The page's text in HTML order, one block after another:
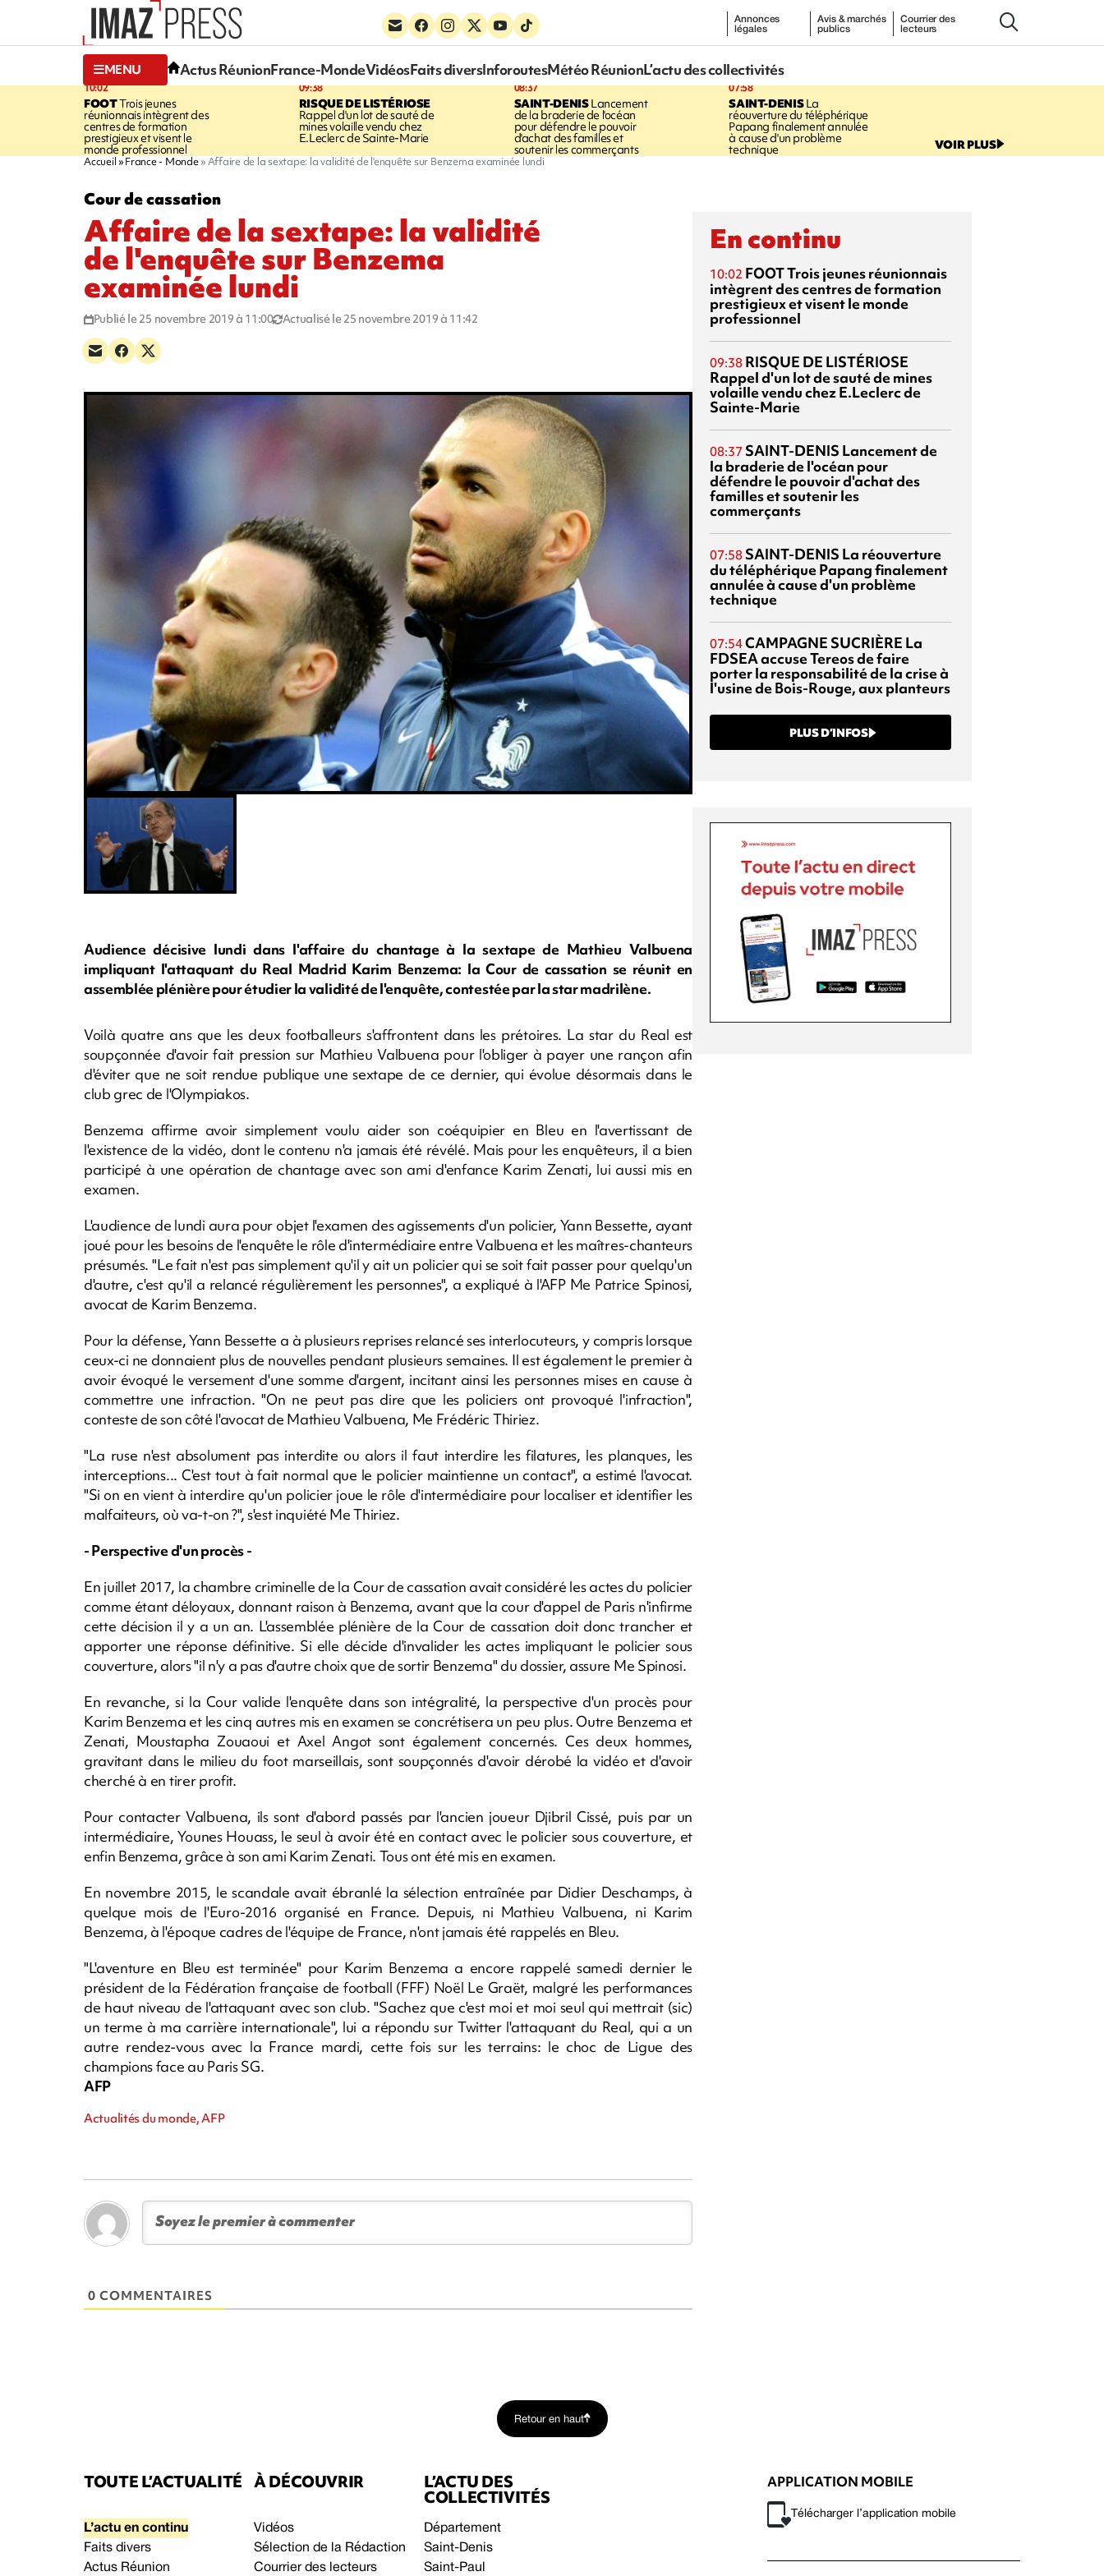
Annonces
légales
Avis & marchés
publics
Courrier des
lecteurs
MENU Actus RéunionFrance-MondeVidéosFaits diversInforoutesMétéo RéunionL’actu des collectivités
10:02
FOOTTrois jeunes
réunionnais intègrent des
centres de formation
prestigieux et visent le
monde professionnel
09:38
RISQUE DE LISTÉRIOSE
Rappel d'un lot de sauté de
mines volaille vendu chez
E.Leclerc de Sainte-Marie
08:37
SAINT-DENISLancement
de la braderie de l'océan
pour défendre le pouvoir
d'achat des familles et
soutenir les commerçants
07:58
SAINT-DENISLa
réouverture du téléphérique
Papang finalement annulée
à cause d'un problème
technique VOIR PLUS
Accueil France - Monde Affaire de la sextape: la validité de l'enquête sur Benzema examinée lundi
Cour de cassation
Affaire de la sextape: la validité
de l'enquête sur Benzema
examinée lundi
Publié le 25 novembre 2019 à 11:00 Actualisé le 25 novembre 2019 à 11:42
Audience décisive lundi dans l'affaire du chantage à la sextape de Mathieu Valbuena
impliquant l'attaquant du Real Madrid Karim Benzema: la Cour de cassation se réunit en
assemblée plénière pour étudier la validité de l'enquête, contestée par la star madrilène.
Voilà quatre ans que les deux footballeurs s'affrontent dans les prétoires. La star du Real est
soupçonnée d'avoir fait pression sur Mathieu Valbuena pour l'obliger à payer une rançon afin
d'éviter que ne soit rendue publique une sextape de ce dernier, qui évolue désormais dans le
club grec de l'Olympiakos.
Benzema affirme avoir simplement voulu aider son coéquipier en Bleu en l'avertissant de
l'existence de la vidéo, dont le contenu n'a jamais été révélé. Mais pour les enquêteurs, il a bien
participé à une opération de chantage avec son ami d'enfance Karim Zenati, lui aussi mis en
examen.
L'audience de lundi aura pour objet l'examen des agissements d'un policier, Yann Bessette, ayant
joué pour les besoins de l'enquête le rôle d'intermédiaire entre Valbuena et les maîtres-chanteurs
présumés. "Le fait n'est pas simplement qu'il y ait un policier qui se soit fait passer pour quelqu'un
d'autre, c'est qu'il a relancé régulièrement les personnes", a expliqué à l'AFP Me Patrice Spinosi,
avocat de Karim Benzema.
Pour la défense, Yann Bessette a à plusieurs reprises relancé ses interlocuteurs, y compris lorsque
ceux-ci ne donnaient plus de nouvelles pendant plusieurs semaines. Il est également le premier à
avoir évoqué le versement d'une somme d'argent, incitant ainsi les personnes mises en cause à
commettre une infraction. "On ne peut pas dire que les policiers ont provoqué l'infraction",
conteste de son côté l'avocat de Mathieu Valbuena, Me Frédéric Thiriez.
"La ruse n'est absolument pas interdite ou alors il faut interdire les filatures, les planques, les
interceptions... C'est tout à fait normal que le policier maintienne un contact", a estimé l'avocat.
"Si on en vient à interdire qu'un policier joue le rôle d'intermédiaire pour localiser et identifier les
malfaiteurs, où va-t-on ?", s'est inquiété Me Thiriez.
- Perspective d'un procès -
En juillet 2017, la chambre criminelle de la Cour de cassation avait considéré les actes du policier
comme étant déloyaux, donnant raison à Benzema, avant que la cour d'appel de Paris n'infirme
cette décision il y a un an. L'assemblée plénière de la Cour de cassation doit donc trancher et
apporter une réponse définitive. Si elle décide d'invalider les actes impliquant le policier sous
couverture, alors "il n'y a pas d'autre choix que de sortir Benzema" du dossier, assure Me Spinosi.
En revanche, si la Cour valide l'enquête dans son intégralité, la perspective d'un procès pour
Karim Benzema et les cinq autres mis en examen se concrétisera un peu plus. Outre Benzema et
Zenati, Moustapha Zouaoui et Axel Angot sont également concernés. Ces deux hommes,
gravitant dans le milieu du foot marseillais, sont soupçonnés d'avoir dérobé la vidéo et d'avoir
cherché à en tirer profit.
Pour contacter Valbuena, ils sont d'abord passés par l'ancien joueur Djibril Cissé, puis par un
intermédiaire, Younes Houass, le seul à avoir été en contact avec le policier sous couverture, et
enfin Benzema, grâce à son ami Karim Zenati. Tous ont été mis en examen.
En novembre 2015, le scandale avait ébranlé la sélection entraînée par Didier Deschamps, à
quelque mois de l'Euro-2016 organisé en France. Depuis, ni Mathieu Valbuena, ni Karim
Benzema, à l'époque cadres de l'équipe de France, n'ont jamais été rappelés en Bleu.
"L'aventure en Bleu est terminée" pour Karim Benzema a encore rappelé samedi dernier le
président de la Fédération française de football (FFF) Noël Le Graët, malgré les performances
de haut niveau de l'attaquant avec son club. "Sachez que c'est moi et moi seul qui mettrait (sic)
un terme à ma carrière internationale", lui a répondu sur Twitter l'attaquant du Real, qui a un
autre rendez-vous avec la France mardi, cette fois sur les terrains: le choc de Ligue des
champions face au Paris SG.
AFP
Actualités du monde, AFP
0 COMMENTAIRES
En continu
10:02 FOOTTrois jeunes réunionnais
intègrent des centres de formation
prestigieux et visent le monde
professionnel
09:38 RISQUE DE LISTÉRIOSE
Rappel d'un lot de sauté de mines
volaille vendu chez E.Leclerc de
Sainte-Marie
08:37 SAINT-DENIS Lancement de
la braderie de l'océan pour
défendre le pouvoir d'achat des
familles et soutenir les
commerçants
07:58 SAINT-DENIS La réouverture
du téléphérique Papang finalement
annulée à cause d'un problème
technique
07:54CAMPAGNE SUCRIÈRE La
FDSEA accuse Tereos de faire
porter la responsabilité de la crise à
l'usine de Bois-Rouge, aux planteurs
PLUS D’INFOS
Retour en haut
TOUTE L’ACTUALITÉ
L’actu en continu
Faits divers
Actus Réunion
À DÉCOUVRIR
Vidéos
Sélection de la Rédaction
Courrier des lecteurs
L’ACTU DES
COLLECTIVITÉS
Département
Saint-Denis
Saint-Paul
APPLICATION MOBILE
Télécharger l’application mobile